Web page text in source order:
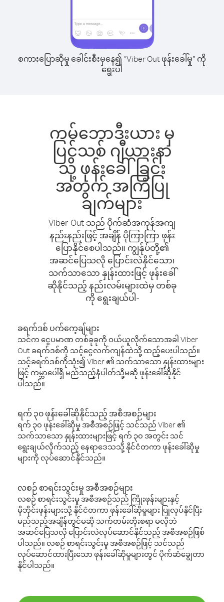
စကားပြောဆိုမှု ခေါင်းစီးမှနေ၍ “Viber Out ဖုန်းခေါ်မှု” ကို
ရွေးပါ
ကမ်ဘောဒီးယား မှ
ပြင်သစ် ဂျီယားနာ
သို့ ဖုန်းခေါ်ခြင်း
အတွက် အကြံပြု
ချက်များ
Viber Out သည် ပိုက်ဆံအကုန်အကျ
နည်းနည်းဖြင့် အချိန် ပိုကြာကြာ ဖုန်း
ပြောနိုင်စေပါသည်။ ကျွန်ုပ်တို့၏
အဆင်ပြေသလို ပြောင်းလဲနိုင်သော၊
သက်သာသော နှုန်းထားဖြင့် ဖုန်းခေါ်
ဆိုနိုင်သည့် နည်းလမ်းများထဲမှ တစ်ခု
ကို ရွေးချယ်ပါ-
ခရက်ဒစ် ပက်ကေ့ချ်များ
သင်က ငွေပမာဏ တစ်ခုခုကို ဝယ်ယူလိုက်သောအခါ Viber
Out ခရက်ဒစ်ကို သင့်ငွေလက်ကျန်ထဲသို့ ထည့်ပေးပါသည်။
သင့်ခရက်ဒစ်ကိုသုံး၍ Viber ၏ သက်သာသော နှုန်းထားများ
ဖြင့် ကမ္ဘာပေါ်ရှိ မည်သည့်နံပါတ်သို့မဆို ဖုန်းခေါ်ဆိုနိုင်
ပါသည်။
ရက် ၃၀ ဖုန်းခေါ်ဆိုနိုင်သည့် အစီအစဉ်များ
ရက် ၃၀ ဖုန်းခေါ်ဆိုမှု အစီအစဉ်ဖြင့် သင်သည် Viber ၏
သက်သာသော နှုန်းထားများဖြင့် ရက် ၃၀ အတွင်း သင်
ရွေးချယ်လိုက်သည့် နေရာဒေသသို့ နိုင်ငံတကာ ဖုန်းခေါ်ဆိုမှု
များကို လုပ်ဆောင်နိုင်သည်။
လစဉ် စာရင်းသွင်းမှု အစီအစဉ်များ
လစဉ် စာရင်းသွင်းမှု အစီအစဉ်သည် ကြိုးဖုန်းများနှင့်
မိုဘိုင်းဖုန်းများသို့ နိုင်ငံတကာ ဖုန်းခေါ်ဆိုမှုများ ပြုလုပ်နိုင်ပြီး
မည်သည့်အချိန်တွင်မဆို သက်တမ်းတိုးစရာ မလိုဘဲ
အဆင်ပြေသလို ပြောင်းလဲလုပ်ဆောင်နိုင်သည့် အစီအစဉ်ဖြစ်
ပါသည်။ လစဉ် စာရင်းသွင်းမှု အစီအစဉ်ဖြင့် သင်သည်
လုပ်ဆောင်ထားပြီးသော ဖုန်းခေါ်ဆိုမှုများတွင် ပိုက်ဆံချွေတာ
နိုင်ပါသည်။